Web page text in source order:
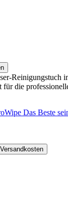
Das Beste